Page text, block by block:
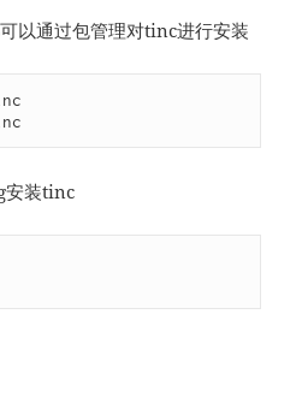
以通过包管理对tinc进行安装
安装tinc